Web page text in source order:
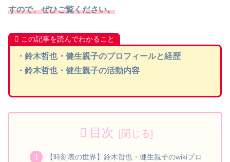
すので、ぜひご覧ください。
この記事を読んでわかること
・鈴木哲也・健生親子のプロフィールと経歴
・鈴木哲也・健生親子の活動内容
目次
【時刻表の世界】鈴木哲也・健生親子のwikiプロ